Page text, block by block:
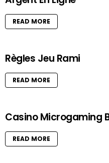
READ MORE
Règles Jeu Rami
READ MORE
Casino Microgaming
READ MORE